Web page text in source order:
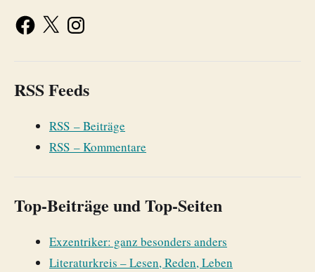
RSS Feeds
RSS – Beiträge
RSS – Kommentare
Top-Beiträge und Top-Seiten
Exzentriker: ganz besonders anders
Literaturkreis – Lesen, Reden, Leben